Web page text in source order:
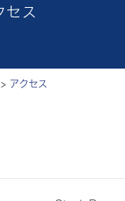
セス
> アクセス